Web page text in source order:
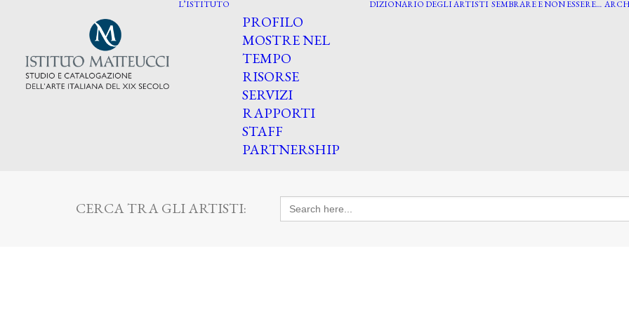
L’ISTITUTO
PROFILO
MOSTRE NEL
TEMPO
RISORSE
SERVIZI
RAPPORTI
STAFF
PARTNERSHIP
DIZIONARIO DEGLI ARTISTI SEMBRARE E NON ESSERE…
CERCA TRA GLI ARTISTI: Search
for: